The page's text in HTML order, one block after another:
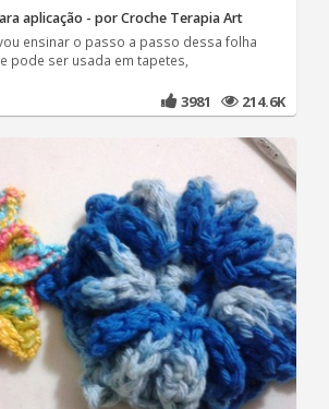
aplicação - por Croche Terapia Art
ensinar o passo a passo dessa folha
pode ser usada em tapetes,
3981 214.6K